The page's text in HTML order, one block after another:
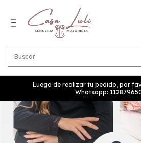
Luego de realizar tu pedido, por
Whatsapp: